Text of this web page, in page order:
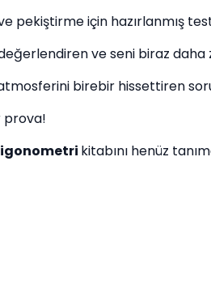
pekiştirme için hazırlanmış
ve seni biraz
birebir hissettiren
prova!
kitabını henüz